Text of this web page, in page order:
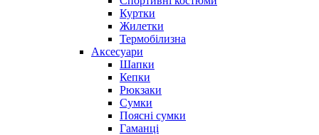
Куртки
Жилетки
Термобілизна
Аксесуари
Шапки
Кепки
Рюкзаки
Сумки
Поясні сумки
Гаманці